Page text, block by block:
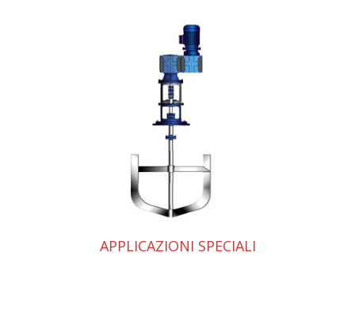
APPLICAZIONI SPECIALI